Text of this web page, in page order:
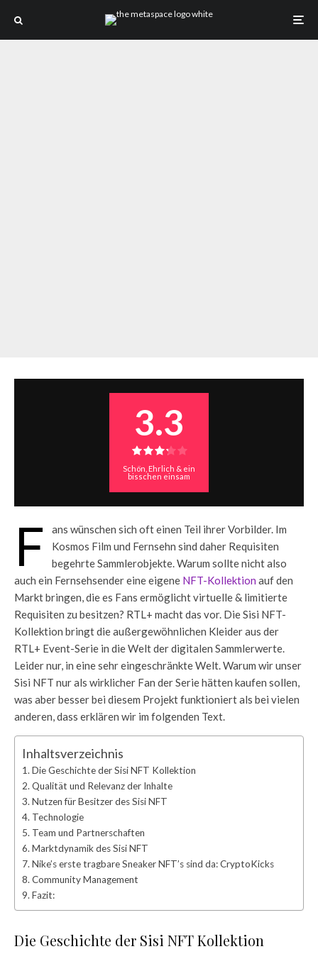
3.3
Schön, Ehrlich & ein
bisschen einsam
F
ans wünschen sich oft einen Teil ihrer Vorbilder. Im
Kosmos Film und Fernsehn sind daher Requisiten
begehrte Sammlerobjekte. Warum sollte nicht also
auch ein Fernsehsender eine eigene NFT-Kollektion auf den
Markt bringen, die es Fans ermöglicht virtuelle & limitierte
Requisiten zu besitzen? RTL+ macht das vor. Die Sisi NFT-
Kollektion bringt die außergewöhnlichen Kleider aus der
RTL+ Event-Serie in die Welt der digitalen Sammlerwerte.
Leider nur, in eine sehr eingeschränkte Welt. Warum wir unser
Sisi NFT nur als wirklicher Fan der Serie hätten kaufen sollen,
was aber besser bei diesem Projekt funktioniert als bei vielen
anderen, dass erklären wir im folgenden Text.
Inhaltsverzeichnis
Die Geschichte der Sisi NFT Kollektion
Qualität und Relevanz der Inhalte
Nutzen für Besitzer des Sisi NFT
Technologie
Team und Partnerschaften
Marktdynamik des Sisi NFT
Nike’s erste tragbare Sneaker NFT’s sind da: CryptoKicks
Community Management
Fazit:
Die Geschichte der Sisi NFT Kollektion